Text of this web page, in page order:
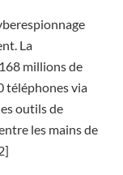
La
millions de
téléphones via
outils de
les mains de